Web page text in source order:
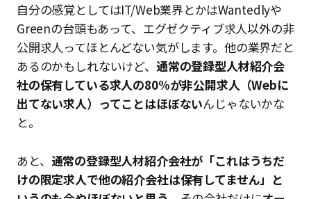
自分の感覚としてはIT/Web業界とかはWantedlyや
Greenの台頭もあって、エグゼクティブ求人以外の非
公開求人ってほとんどない気がします。他の業界だと
あるのかもしれないけど、 通常の登録型人材紹介会
社の保有している求人の80%が非公開求人（Webに
出てない求人）ってことはほぼないんじゃないかな
と。
あと、 通常の登録型人材紹介会社が「これはうちだ
けの限定求人で他の紹介会社は保有してません」と